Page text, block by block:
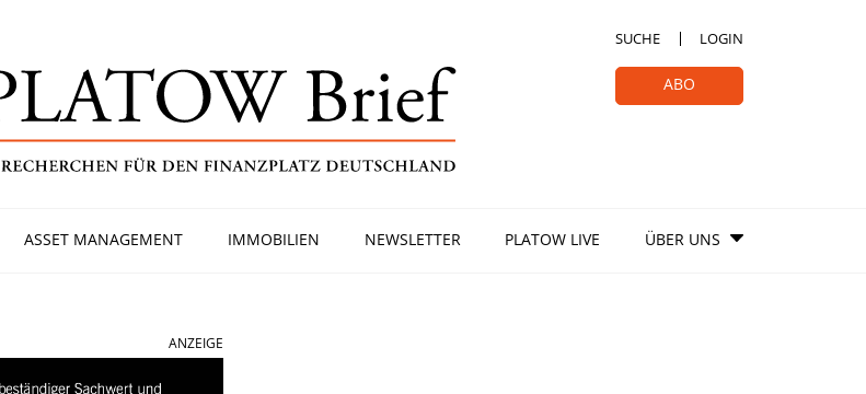
SUCHE LOGIN
ABO
ASSET MANAGEMENT IMMOBILIEN NEWSLETTER PLATOW LIVE ÜBER UNS
ANZEIGE